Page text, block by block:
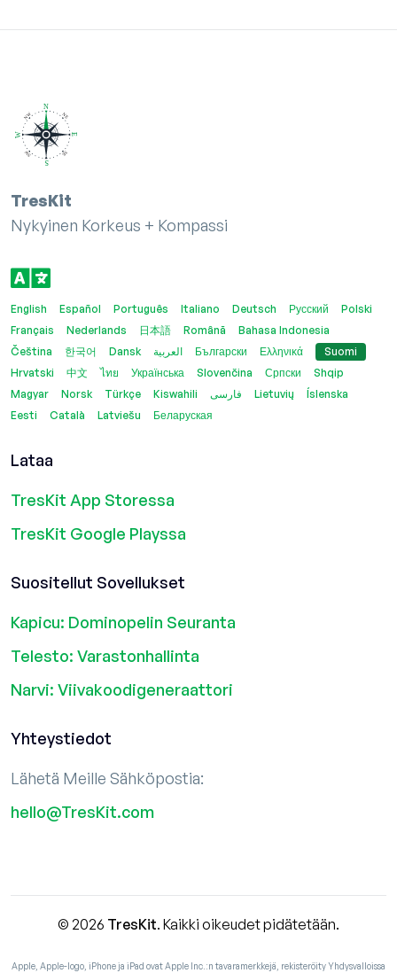
TresKit
Nykyinen Korkeus + Kompassi
English Español Português Italiano Deutsch Русский
Polski
Français
Nederlands 日本語 Română
Bahasa Indonesia
Čeština
한국어 Dansk العربية Български Ελληνικά
Suomi
Hrvatski
中文 ไทย Українська Slovenčina Српски
Shqip
Magyar
Norsk Türkçe Kiswahili فارسی Lietuvių
Íslenska
Eesti
Català Latviešu Беларуская
Lataa
TresKit App Storessa
TresKit Google Playssa
Suositellut Sovellukset
Kapicu: Dominopelin Seuranta
Telesto: Varastonhallinta
Narvi: Viivakoodigeneraattori
Yhteystiedot
Lähetä Meille Sähköpostia:
hello@TresKit.com
© 2026 TresKit. Kaikki oikeudet pidätetään.
Apple, Apple-logo, iPhone ja iPad ovat Apple Inc.:n tavaramerkkejä, rekisteröity Yhdysvalloissa